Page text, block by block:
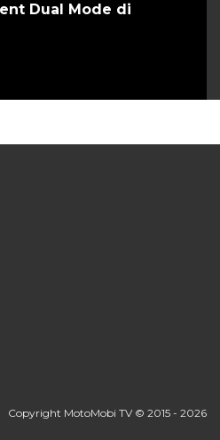
Dual Mode di
Copyright MotoMobi TV © 2015 - 2026